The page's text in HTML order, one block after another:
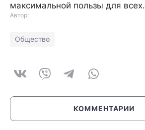
максимальной пользы для всех.
Автор:
Общество
КОММЕНТАРИИ